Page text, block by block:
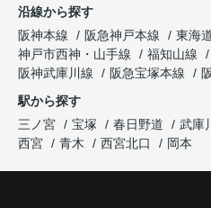
した。
購入されたご家族は、
と大変喜ばれ、この住
住み替え後は家族それ
沿線から探す
阪神本線
阪急神戸本線 東海
神戸市西神・山手線
福知山線
阪神武庫川線
阪急宝塚本線
駅から探す
三ノ宮
宝塚 春日野道 武庫
西宮
青木 西宮北口 岡本